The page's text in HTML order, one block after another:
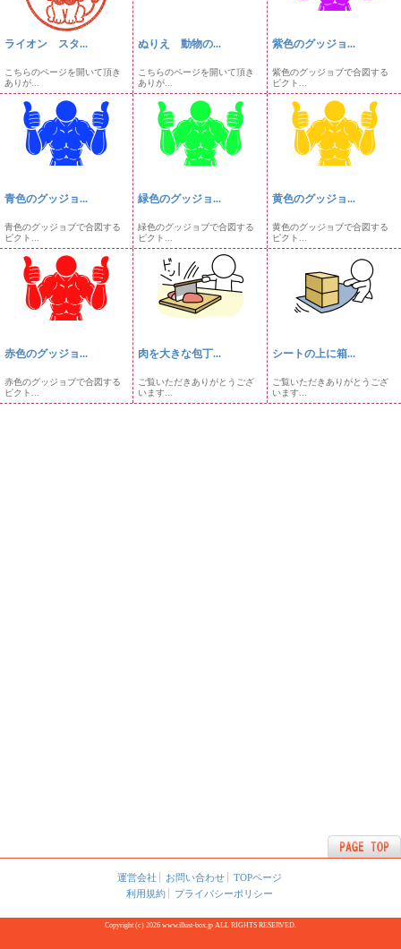
ライオン スタ...
こちらのページを開いて頂き
ありが...
ぬりえ 動物の...
こちらのページを開いて頂き
ありが...
紫色のグッジョ...
紫色のグッジョブで合図する
ピクト...
青色のグッジョ...
青色のグッジョブで合図する
ピクト...
緑色のグッジョ...
緑色のグッジョブで合図する
ピクト...
黄色のグッジョ...
黄色のグッジョブで合図する
ピクト...
赤色のグッジョ...
赤色のグッジョブで合図する
ピクト...
肉を大きな包丁...
ご覧いただきありがとうござ
います...
シートの上に箱...
ご覧いただきありがとうござ
います...
運営会社 お問い合わせ
TOPページ
利用規約
プライバシーポリシー
Copyright (c) 2026 www.illust-box.jp ALL RIGHTS RESERVED.